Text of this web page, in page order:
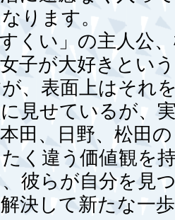
ります。
くい」の主人公
子が大好きとい
、表面上はそれ
見せているが、
田、日野、松田
く違う価値観を
彼らが自分を見
決して新たな一